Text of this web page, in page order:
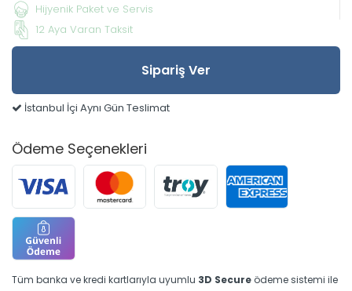
Hijyenik Paket ve Servis
12 Aya Varan Taksit
Sipariş Ver
İstanbul İçi Aynı Gün Teslimat
Ödeme Seçenekleri
Tüm banka ve kredi kartlarıyla uyumlu 3D Secure ödeme sistemi ile